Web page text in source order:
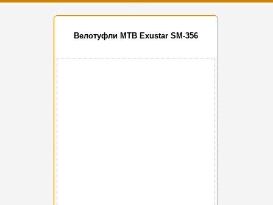
Велотуфли MTB Exustar SM-356